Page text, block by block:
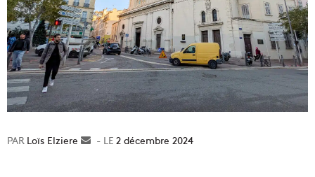
Loïs Elziere
Envoyer2 décembre 2024